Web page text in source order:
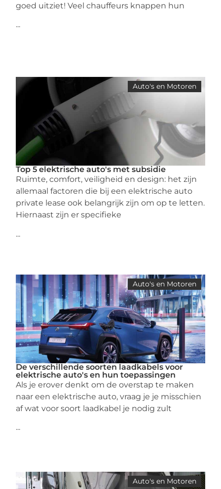
goed uitziet! Veel chauffeurs knappen hun
...
Auto's en Motoren
Top 5 elektrische auto's met subsidie
Ruimte, comfort, veiligheid en design: het zijn
allemaal factoren die bij een elektrische auto
private lease ook belangrijk zijn om op te letten.
Hiernaast zijn er specifieke
...
Auto's en Motoren
De verschillende soorten laadkabels voor
elektrische auto's en hun toepassingen
Als je erover denkt om de overstap te maken
naar een elektrische auto, vraag je je misschien
af wat voor soort laadkabel je nodig zult
...
Auto's en Motoren